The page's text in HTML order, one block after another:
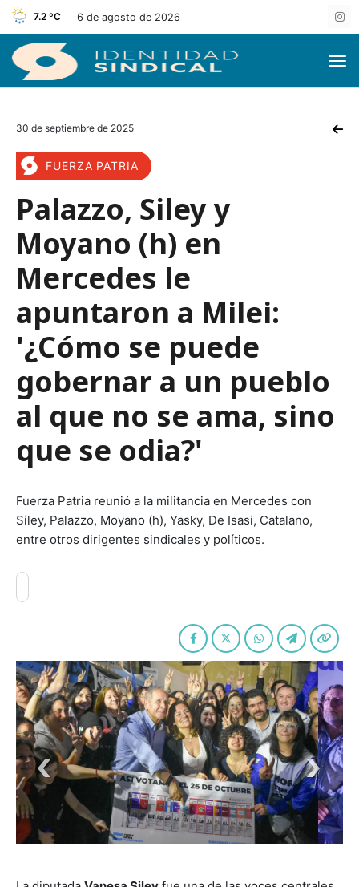
7.2 ºC 6 de agosto de 2026
30 de septiembre de 2025
FUERZA PATRIA
Palazzo, Siley y
Moyano (h) en
Mercedes le
apuntaron a Milei:
'¿Cómo se puede
gobernar a un pueblo
al que no se ama, sino
que se odia?'
Fuerza Patria reunió a la militancia en Mercedes con
Siley, Palazzo, Moyano (h), Yasky, De Isasi, Catalano,
entre otros dirigentes sindicales y políticos.